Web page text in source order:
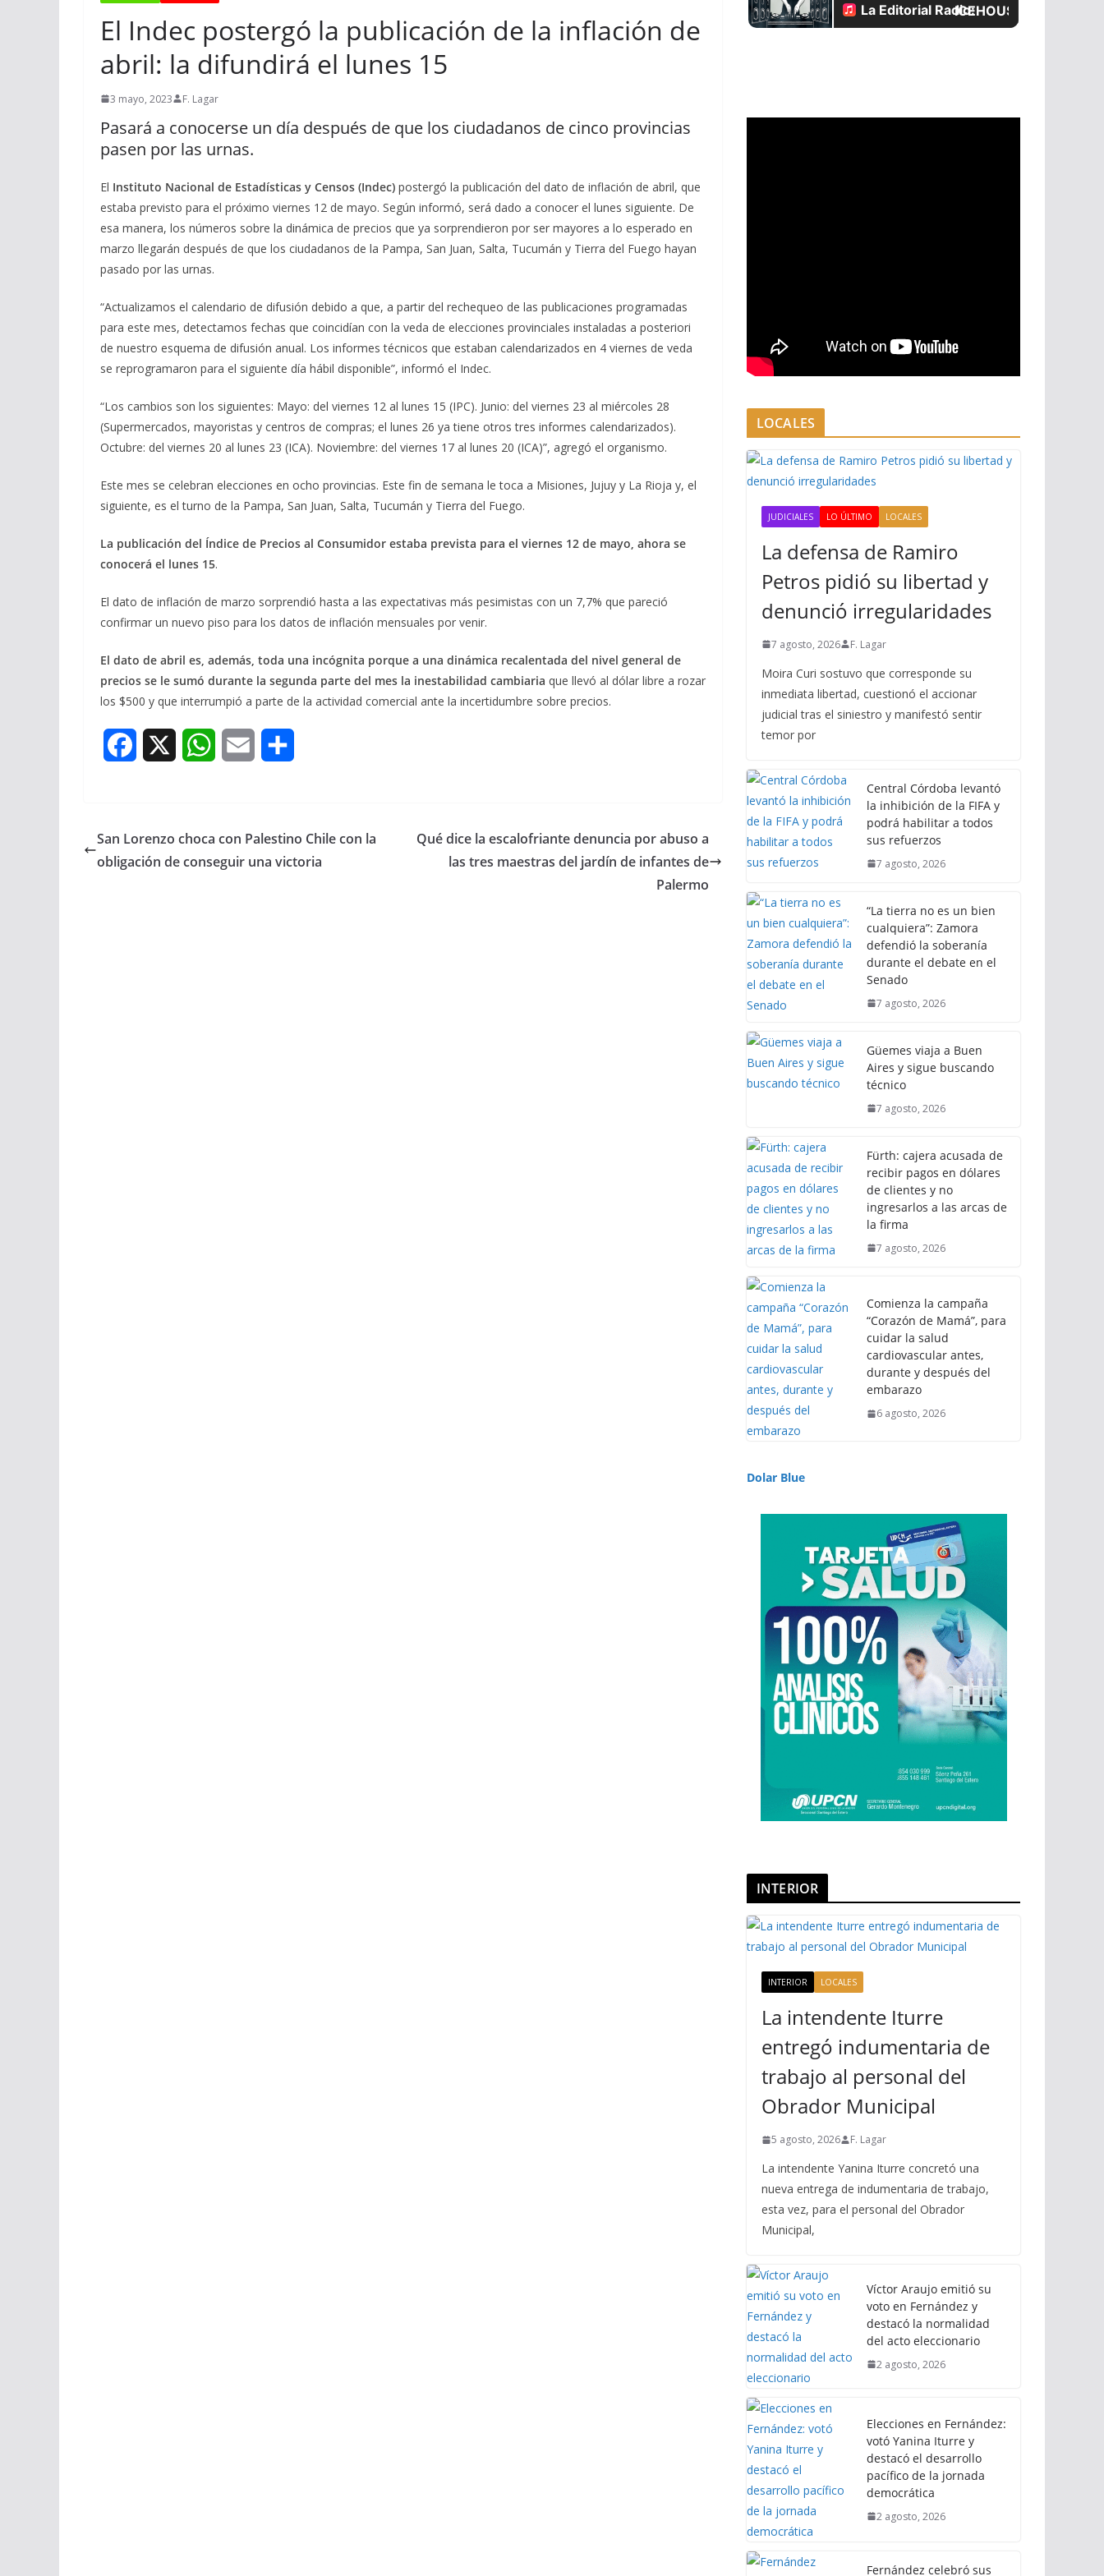
El Indec postergó la publicación de la inflación de
abril: la difundirá el lunes 15
3 mayo, 2023 F. Lagar
Pasará a conocerse un día después de que los ciudadanos de cinco provincias
pasen por las urnas.
El Instituto Nacional de Estadísticas y Censos (Indec) postergó la publicación del dato de inflación de abril, que
estaba previsto para el próximo viernes 12 de mayo. Según informó, será dado a conocer el lunes siguiente. De
esa manera, los números sobre la dinámica de precios que ya sorprendieron por ser mayores a lo esperado en
marzo llegarán después de que los ciudadanos de la Pampa, San Juan, Salta, Tucumán y Tierra del Fuego hayan
pasado por las urnas.
“Actualizamos el calendario de difusión debido a que, a partir del rechequeo de las publicaciones programadas
para este mes, detectamos fechas que coincidían con la veda de elecciones provinciales instaladas a posteriori
de nuestro esquema de difusión anual. Los informes técnicos que estaban calendarizados en 4 viernes de veda
se reprogramaron para el siguiente día hábil disponible”, informó el Indec.
“Los cambios son los siguientes: Mayo: del viernes 12 al lunes 15 (IPC). Junio: del viernes 23 al miércoles 28
(Supermercados, mayoristas y centros de compras; el lunes 26 ya tiene otros tres informes calendarizados).
Octubre: del viernes 20 al lunes 23 (ICA). Noviembre: del viernes 17 al lunes 20 (ICA)”, agregó el organismo.
Este mes se celebran elecciones en ocho provincias. Este fin de semana le toca a Misiones, Jujuy y La Rioja y, el
siguiente, es el turno de la Pampa, San Juan, Salta, Tucumán y Tierra del Fuego.
La publicación del Índice de Precios al Consumidor estaba prevista para el viernes 12 de mayo, ahora se
conocerá el lunes 15.
El dato de inflación de marzo sorprendió hasta a las expectativas más pesimistas con un 7,7% que pareció
confirmar un nuevo piso para los datos de inflación mensuales por venir.
El dato de abril es, además, toda una incógnita porque a una dinámica recalentada del nivel general de
precios se le sumó durante la segunda parte del mes la inestabilidad cambiaria que llevó al dólar libre a rozar
los $500 y que interrumpió a parte de la actividad comercial ante la incertidumbre sobre precios.
e
W
t
i
r
San Lorenzo choca con Palestino Chile con la
obligación de conseguir una victoria
Qué dice la escalofriante denuncia por abuso a
las tres maestras del jardín de infantes de
Palermo
LOCALES
JUDICIALES LO ÚLTIMO LOCALES
La defensa de Ramiro
Petros pidió su libertad y
denunció irregularidades
7 agosto, 2026 F. Lagar
Moira Curi sostuvo que corresponde su
inmediata libertad, cuestionó el accionar
judicial tras el siniestro y manifestó sentir
temor por
Central Córdoba levantó
la inhibición de la FIFA y
podrá habilitar a todos
sus refuerzos
7 agosto, 2026
“La tierra no es un bien
cualquiera”: Zamora
defendió la soberanía
durante el debate en el
Senado
7 agosto, 2026
Güemes viaja a Buen
Aires y sigue buscando
técnico
7 agosto, 2026
Fürth: cajera acusada de
recibir pagos en dólares
de clientes y no
ingresarlos a las arcas de
la firma
7 agosto, 2026
Comienza la campaña
“Corazón de Mamá”, para
cuidar la salud
cardiovascular antes,
durante y después del
embarazo
6 agosto, 2026
Dolar Blue
INTERIOR
INTERIOR LOCALES
La intendente Iturre
entregó indumentaria de
trabajo al personal del
Obrador Municipal
5 agosto, 2026 F. Lagar
La intendente Yanina Iturre concretó una
nueva entrega de indumentaria de trabajo,
esta vez, para el personal del Obrador
Municipal,
Víctor Araujo emitió su
voto en Fernández y
destacó la normalidad
del acto eleccionario
2 agosto, 2026
Elecciones en Fernández:
votó Yanina Iturre y
destacó el desarrollo
pacífico de la jornada
democrática
2 agosto, 2026
Fernández celebró sus